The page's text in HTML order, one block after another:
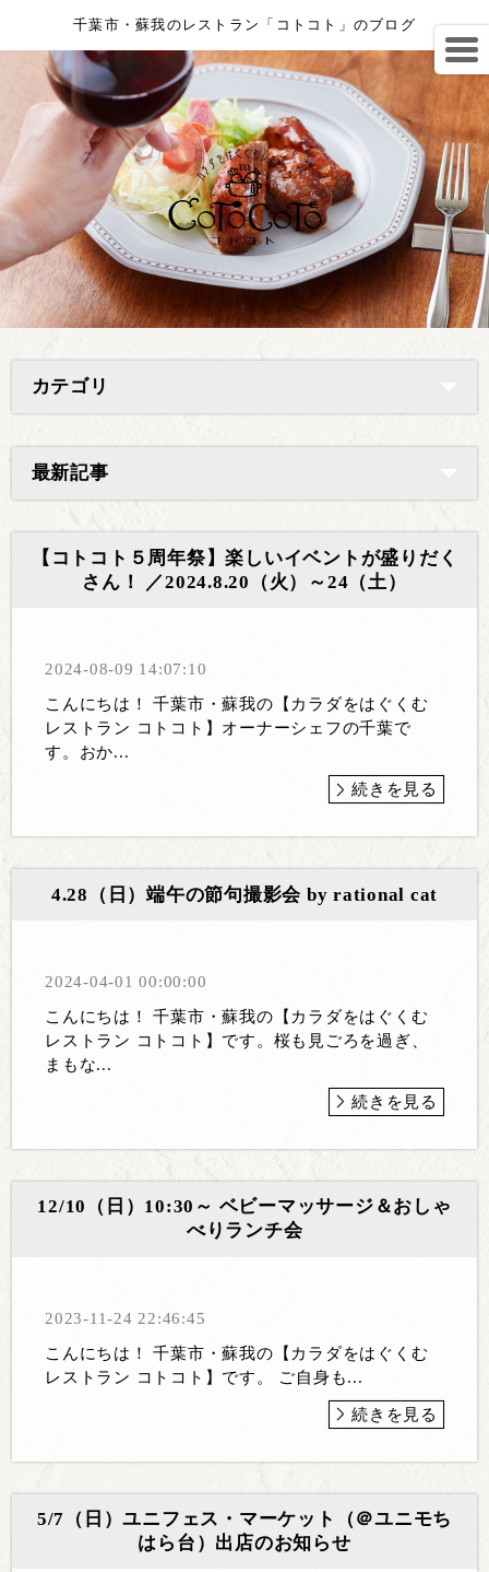
千葉市・蘇我のレストラン「コトコト」のブログ
カテゴリ
最新記事
【コトコト５周年祭】楽しいイベントが盛りだく
さん！ ／2024.8.20（火）～24（土）
2024-08-09 14:07:10
こんにちは！ 千葉市・蘇我の【カラダをはぐくむ
レストラン コトコト】オーナーシェフの千葉で
す。おか...
続きを見る
4.28（日）端午の節句撮影会 by rational cat
2024-04-01 00:00:00
こんにちは！ 千葉市・蘇我の【カラダをはぐくむ
レストラン コトコト】です。桜も見ごろを過ぎ、
まもな...
続きを見る
12/10（日）10:30～ ベビーマッサージ＆おしゃ
べりランチ会
2023-11-24 22:46:45
こんにちは！ 千葉市・蘇我の【カラダをはぐくむ
レストラン コトコト】です。 ご自身も...
続きを見る
5/7（日）ユニフェス・マーケット（＠ユニモち
はら台）出店のお知らせ